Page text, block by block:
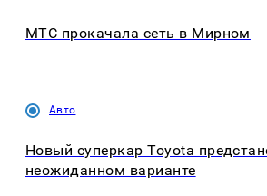
МТС прокачала сеть в Мирном
Авто
Новый суперкар Toyota
неожиданном варианте